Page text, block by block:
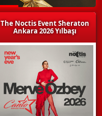
The Noctis Event Sheraton
Ankara 2026 Yılbaşı